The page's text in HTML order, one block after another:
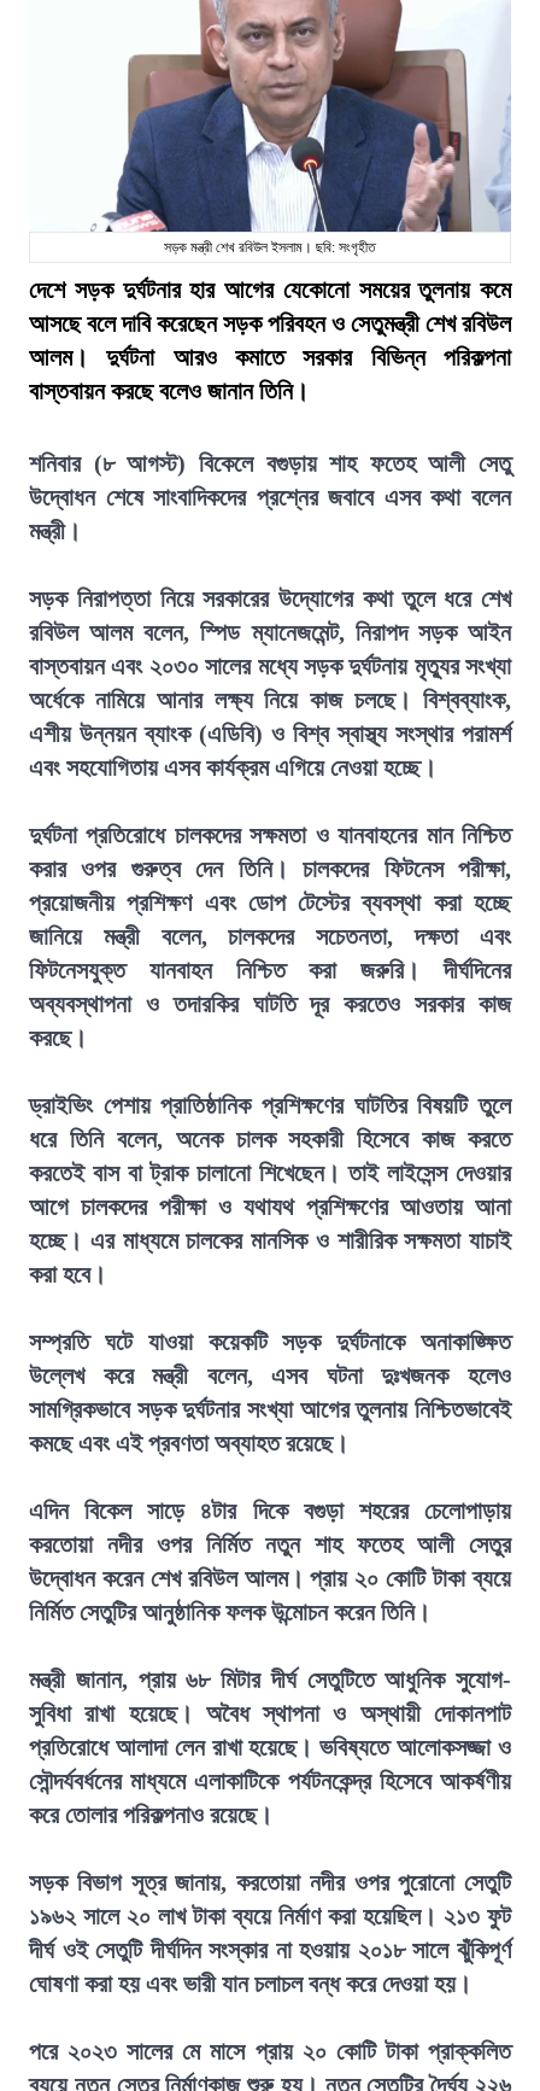
সড়ক মন্ত্রী শেখ রবিউল ইসলাম। ছবি: সংগৃহীত
দেশে সড়ক দুর্ঘটনার হার আগের যেকোনো সময়ের তুলনায় কমে
আসছে বলে দাবি করেছেন সড়ক পরিবহন ও সেতুমন্ত্রী শেখ রবিউল
আলম। দুর্ঘটনা আরও কমাতে সরকার বিভিন্ন পরিকল্পনা
বাস্তবায়ন করছে বলেও জানান তিনি।
শনিবার (৮ আগস্ট) বিকেলে বগুড়ায় শাহ ফতেহ আলী সেতু
উদ্বোধন শেষে সাংবাদিকদের প্রশ্নের জবাবে এসব কথা বলেন
মন্ত্রী।
সড়ক নিরাপত্তা নিয়ে সরকারের উদ্যোগের কথা তুলে ধরে শেখ
রবিউল আলম বলেন, স্পিড ম্যানেজমেন্ট, নিরাপদ সড়ক আইন
বাস্তবায়ন এবং ২০৩০ সালের মধ্যে সড়ক দুর্ঘটনায় মৃত্যুর সংখ্যা
অর্ধেকে নামিয়ে আনার লক্ষ্য নিয়ে কাজ চলছে। বিশ্বব্যাংক,
এশীয় উন্নয়ন ব্যাংক (এডিবি) ও বিশ্ব স্বাস্থ্য সংস্থার পরামর্শ
এবং সহযোগিতায় এসব কার্যক্রম এগিয়ে নেওয়া হচ্ছে।
দুর্ঘটনা প্রতিরোধে চালকদের সক্ষমতা ও যানবাহনের মান নিশ্চিত
করার ওপর গুরুত্ব দেন তিনি। চালকদের ফিটনেস পরীক্ষা,
প্রয়োজনীয় প্রশিক্ষণ এবং ডোপ টেস্টের ব্যবস্থা করা হচ্ছে
জানিয়ে মন্ত্রী বলেন, চালকদের সচেতনতা, দক্ষতা এবং
ফিটনেসযুক্ত যানবাহন নিশ্চিত করা জরুরি। দীর্ঘদিনের
অব্যবস্থাপনা ও তদারকির ঘাটতি দূর করতেও সরকার কাজ
করছে।
ড্রাইভিং পেশায় প্রাতিষ্ঠানিক প্রশিক্ষণের ঘাটতির বিষয়টি তুলে
ধরে তিনি বলেন, অনেক চালক সহকারী হিসেবে কাজ করতে
করতেই বাস বা ট্রাক চালানো শিখেছেন। তাই লাইসেন্স দেওয়ার
আগে চালকদের পরীক্ষা ও যথাযথ প্রশিক্ষণের আওতায় আনা
হচ্ছে। এর মাধ্যমে চালকের মানসিক ও শারীরিক সক্ষমতা যাচাই
করা হবে।
সম্প্রতি ঘটে যাওয়া কয়েকটি সড়ক দুর্ঘটনাকে অনাকাঙ্ক্ষিত
উল্লেখ করে মন্ত্রী বলেন, এসব ঘটনা দুঃখজনক হলেও
সামগ্রিকভাবে সড়ক দুর্ঘটনার সংখ্যা আগের তুলনায় নিশ্চিতভাবেই
কমছে এবং এই প্রবণতা অব্যাহত রয়েছে।
এদিন বিকেল সাড়ে ৪টার দিকে বগুড়া শহরের চেলোপাড়ায়
করতোয়া নদীর ওপর নির্মিত নতুন শাহ ফতেহ আলী সেতুর
উদ্বোধন করেন শেখ রবিউল আলম। প্রায় ২০ কোটি টাকা ব্যয়ে
নির্মিত সেতুটির আনুষ্ঠানিক ফলক উন্মোচন করেন তিনি।
মন্ত্রী জানান, প্রায় ৬৮ মিটার দীর্ঘ সেতুটিতে আধুনিক সুযোগ-
সুবিধা রাখা হয়েছে। অবৈধ স্থাপনা ও অস্থায়ী দোকানপাট
প্রতিরোধে আলাদা লেন রাখা হয়েছে। ভবিষ্যতে আলোকসজ্জা ও
সৌন্দর্যবর্ধনের মাধ্যমে এলাকাটিকে পর্যটনকেন্দ্র হিসেবে আকর্ষণীয়
করে তোলার পরিকল্পনাও রয়েছে।
সড়ক বিভাগ সূত্র জানায়, করতোয়া নদীর ওপর পুরোনো সেতুটি
১৯৬২ সালে ২০ লাখ টাকা ব্যয়ে নির্মাণ করা হয়েছিল। ২১৩ ফুট
দীর্ঘ ওই সেতুটি দীর্ঘদিন সংস্কার না হওয়ায় ২০১৮ সালে ঝুঁকিপূর্ণ
ঘোষণা করা হয় এবং ভারী যান চলাচল বন্ধ করে দেওয়া হয়।
পরে ২০২৩ সালের মে মাসে প্রায় ২০ কোটি টাকা প্রাক্কলিত
ব্যয়ে নতুন সেতুর নির্মাণকাজ শুরু হয়। নতুন সেতুটির দৈর্ঘ্য ২২৬